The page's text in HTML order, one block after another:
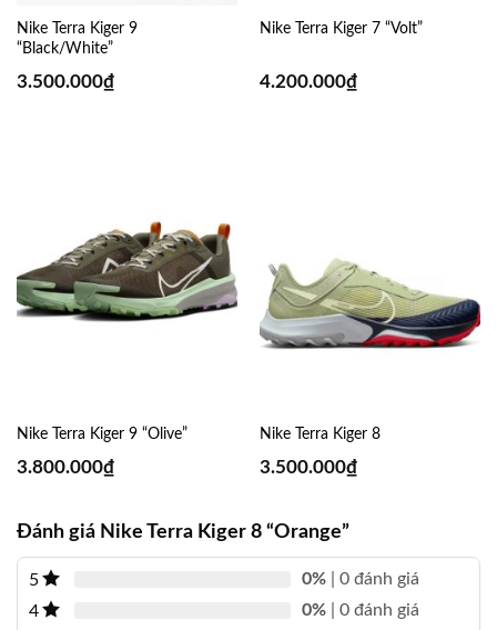
Nike Terra Kiger 9
“Black/White”
3.500.000₫
Nike Terra Kiger 7 “Volt”
4.200.000₫
Nike Terra Kiger 9 “Olive”
3.800.000₫
Nike Terra Kiger 8
3.500.000₫
Đánh giá Nike Terra Kiger 8 “Orange”
5 0% | 0 đánh giá
4
0% | 0 đánh giá